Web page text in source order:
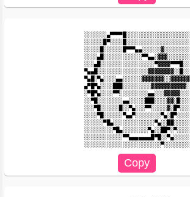
░░░░░░░▄▀▀▀▀█░░░░░░░░░░░░░░░░░░░░
░░░░░░█▀░░░░█░░░░░░░░░░░░░░░░░░░░
░░░░░█░░░░░░█▀▀▀▄▄░░░░░░▓░░░░░░░░
░░░░▄█░░░░░░░░░░░░▀▀▄▄░▓▓▓░░░░░░░
░░░▄█░░░░░░░░░░░░░░░░░▀▓▓▓▓▀▀▀█░░
▀▄▄█░░░░░░░░░░░░░░░░▓▓▓▓▓▓▓▓░░█░░
▀▄█░▀▄░░░░▄▄░░░░░░▓▓▓▓▓▓▓░░▓▓▓▓▓▓
▄▀█▀▄░░░░███░░░░░░░░░▓▓▓▓▓▓▓▓▓▓▓░
░▀█▀▄░░░░▀▀░░░░░░░░░▄▄░░░▓▓▓▓▓░░░
░░▀█░░░░░░░░▄▄░░░░░███░░░░▓▓░█░░░
░░░▀█░░░░░░█░░▀▄░░░▀▀░░░░░▓░█▀░░░
░░░░▀█░░░░░░▀▄▄▀░░░░░░░░▀▄░█▀░░░░
░░░░░░▀█▄░░░░░░░░░░░░░▀▄░░██░░░░░
░░░░░░░░░▀█▄░░░░░░░░▀▄░░██▀░▀░░░░
░░░░░░░░░░░░▀▀▄▄▄▄▄▄▄█▀█░░▀▄░░░░░
░░░░░░░░░░░░░░░░░░░░░░░░▀░░░░░░░░